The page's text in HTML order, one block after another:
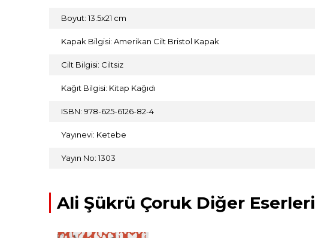
Boyut: 13.5x21 cm
Kapak Bilgisi: Amerikan Cilt Bristol Kapak
Cilt Bilgisi: Ciltsiz
Kağıt Bilgisi: Kitap Kağıdı
ISBN: 978-625-6126-82-4
Yayınevi: Ketebe
Yayın No: 1303
Ali Şükrü Çoruk Diğer Eserleri